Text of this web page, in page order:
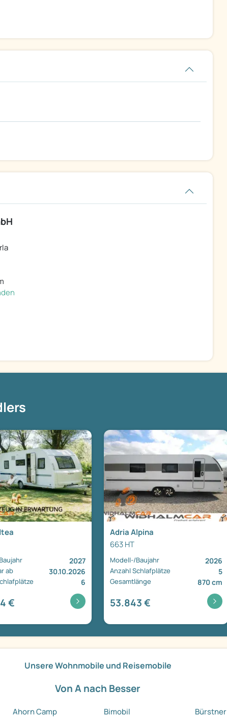
2027
ab 30.10.2026
6
€
Adria Alpina
663 HT
Modell-/Baujahr 2026
Anzahl Schlafplätze 5
Gesamtlänge 870 cm
53.843 €
Unsere Wohnmobile und Reisemobile
Von A nach Besser
Ahorn Camp Bimobil Bürstner